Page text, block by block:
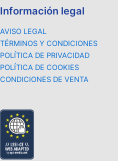
Información legal
AVISO LEGAL
TÉRMINOS Y CONDICIONES
POLÍTICA DE PRIVACIDAD
POLÍTICA DE COOKIES
CONDICIONES DE VENTA